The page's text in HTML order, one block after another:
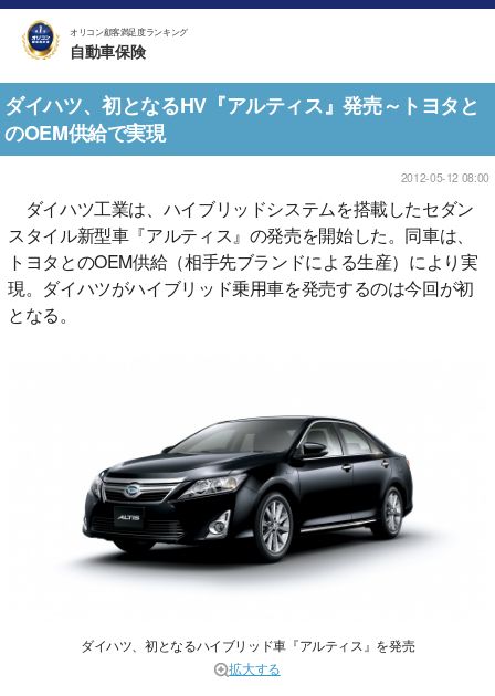
オリコン顧客満足度ランキング
自動車保険
ダイハツ、初となるHV『アルティス』発売～トヨタと
のOEM供給で実現
2012-05-12 08:00
ダイハツ工業は、ハイブリッドシステムを搭載したセダン
スタイル新型車『アルティス』の発売を開始した。同車は、
トヨタとのOEM供給（相手先ブランドによる生産）により実
現。ダイハツがハイブリッド乗用車を発売するのは今回が初
となる。
ダイハツ、初となるハイブリッド車『アルティス』を発売
拡大する